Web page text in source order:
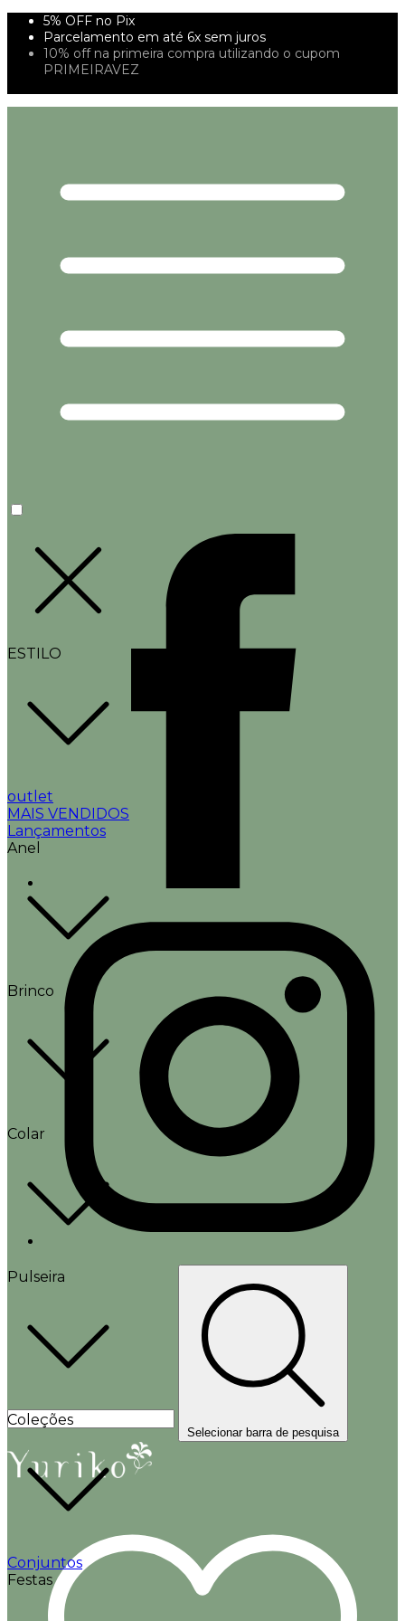
5% OFF no Pix
Parcelamento em até 6x sem juros
10% off na primeira compra utilizando o cupom
PRIMEIRAVEZ
ESTILO
outlet
MAIS VENDIDOS
Lançamentos
Anel
Brinco
Colar
Pulseira
Coleções
Conjuntos
Festas
Selecionar barra de pesquisa